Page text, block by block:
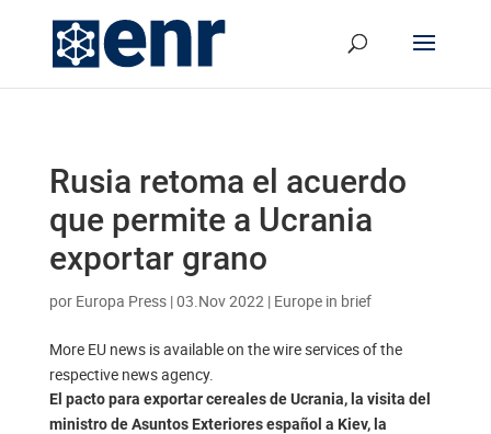
Rusia retoma el acuerdo
que permite a Ucrania
exportar grano
por Europa Press|03.Nov 2022| Europe in brief
More EU news is available on the wire services of the
respective news agency.
El pacto para exportar cereales de Ucrania, la visita del
ministro de Asuntos Exteriores español a Kiev, la